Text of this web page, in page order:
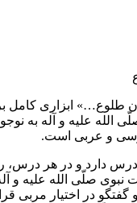
طلوع…» ابزاری
الله علیه و آله به
و عربی است.
درس دارد و در هر
نبوی صلّی الله علیه و
گفتگو در اختیار مربی